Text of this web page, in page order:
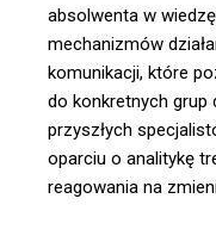
absolwenta w
mechanizmów
komunikacji, które
do konkretnych grup
przyszłych
oparciu o analitykę
reagowania na